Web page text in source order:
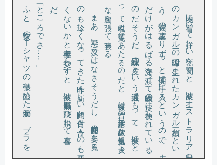
と睨
む
と
、彼女
は
ヘ
ソ
の前
か
ら
ホ
ッ
ト・
パ
ン
ツ
の中
に右手
を突
っ込
み
、
「ハ
イ
、
ネ
ズ
ミ
な
ら
、
セ
ン
パ
イ
へ
の
ゴ
ア
イ
サ
ツ
に
ヨー
イ
し
て
マ
ス」
と
、活
き
の良
い鼠
を取
り出
し
て
こ
ち
ら
へ投
げ
る
。
な
ん
と下品
な手品
か
と考
え
る一方
、本能的
と
い
う
か反射的
と
い
う
か
、身体
が勝手
に鼠
の首
に歯
を立
て
よ
う
と
す
る
の
を
な
ん
と
か抑
え
、飛
ん
で
き
た鼠
の首根
っ
こ
を手
で抓
む
。
「い
や
、
ア
ン
タ
の股間
か
ら出
て
き
た鼠
と
か
ち
ょ
っ
と食
べ
た
く
な
い
ん
だ
け
ど
…
「ノー、コカン違いマス！フクロね！」
「袋？」
境内に着
い
て詳
し
い話
を聞
く
と
、彼女
は
オー
ス
ト
ラ
リ
ア出身
のカ
ン
ガ
ルー
の因縁
で生
ま
れ
た
カ
ン
ガ
ルー娘
だ
と
い
う。犬猫
の皮革
よ
り
ず
っ
と安価
に手
に入
る
と
い
う
の
で
、皮
だけ
が
は
る
ば
る海
を渡
っ
て三味線
の皮
に使
わ
れ
て
い
る
のだ
そ
う
だ
。三味線
の皮
と
い
う共通点
で
も
っ
て
、彼女
に
と
って私
は先輩
に
あ
た
る
の
だ
と
、彼女
は片言
の日本語
で何故
か自慢気
に大
き
な胸を張
っ
て主張
す
る
。
ま
あ
、悪
い奴
で
は
な
さ
そ
う
だ
し
、妖怪仲間
の姿
を見
る
のも珍
し
く
な
っ
て
き
た昨今
、新
し
い仲間
と付
き合
う
の
も悪
くな
い
か
と握手
を交
わ
す
と
、彼女
は無邪気
に飛
び跳
ね
て喜
ん
だ
。
「ところでさ……」
ふ
と
、彼女
の
Ｔ
シ
ャ
ツ
の張
り詰
め
た胸元
が
、
ブ
ラ
を
て
い
る様子
も
な
い
の
に全
く
な
め
ら
か
な
の
が気
な
っ
て